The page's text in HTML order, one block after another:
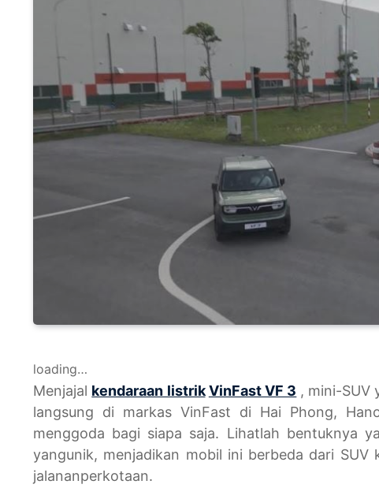
loading…
Menjajal kendaraan listrik VinFast VF 3 , mini-SUV
langsung di markas VinFast di Hai Phong,
menggoda bagi siapa saja. Lihatlah bentuknya
yangunik, menjadikan mobil ini berbeda dari SUV
jalananperkotaan.